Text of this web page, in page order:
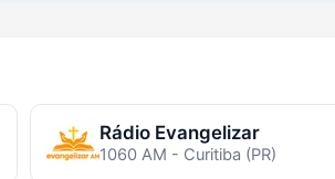
Rádio Evangelizar
1060 AM - Curitiba (PR)